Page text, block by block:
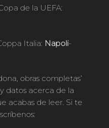
de la UEFA:
Italia: Napoli-
obras completas’
datos acerca de la
acabas de leer. Si te